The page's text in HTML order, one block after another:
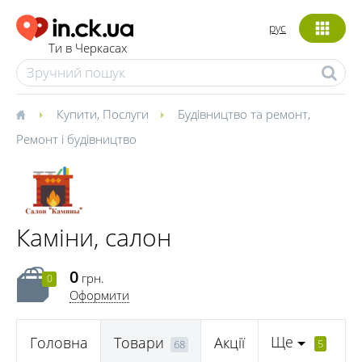
Ти в Черкасах
рус
Купити, Послуги Будівництво та ремонт,
Ремонт і будівництво
Каміни, салон
0 0 грн.
Оформити
Головна Товари 68 Акції Ще 5